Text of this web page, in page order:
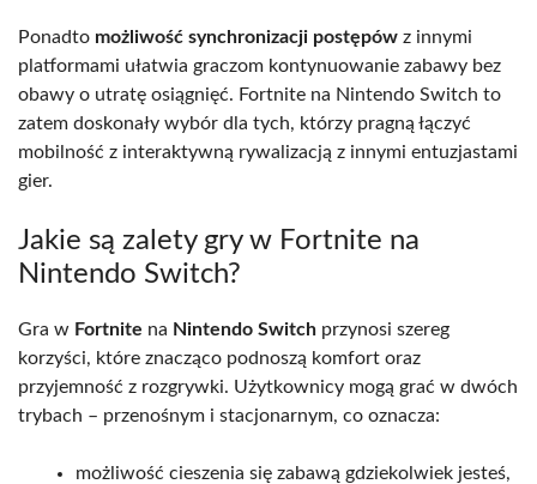
Ponadto możliwość synchronizacji postępów z innymi
platformami ułatwia graczom kontynuowanie zabawy bez
obawy o utratę osiągnięć. Fortnite na Nintendo Switch to
zatem doskonały wybór dla tych, którzy pragną łączyć
mobilność z interaktywną rywalizacją z innymi entuzjastami
gier.
Jakie są zalety gry w Fortnite na
Nintendo Switch?
Gra w Fortnite na Nintendo Switch przynosi szereg
korzyści, które znacząco podnoszą komfort oraz
przyjemność z rozgrywki. Użytkownicy mogą grać w dwóch
trybach – przenośnym i stacjonarnym, co oznacza:
możliwość cieszenia się zabawą gdziekolwiek jesteś,